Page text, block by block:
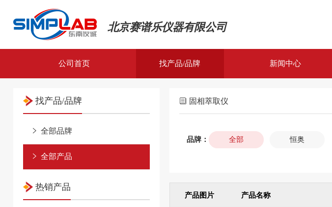
北京赛谱乐仪器有限公司
公司首页 找产品/品牌
全部产品
新闻中心
找产品/品牌
全部品牌
全部产品
热销产品
固相萃取仪
品牌： 全部 恒奥
产品图片 产品名称